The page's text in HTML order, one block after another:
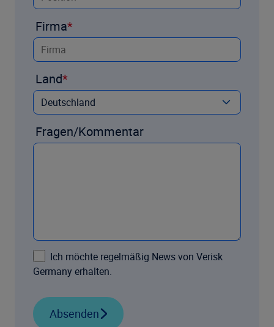
Firma
Land
Fragen/Kommentar
Ich möchte regelmäßig News von Verisk
Germany erhalten.
Absenden